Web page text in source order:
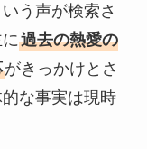
う声が検索さ
過去の熱愛の
がきっかけとさ
な事実は現時